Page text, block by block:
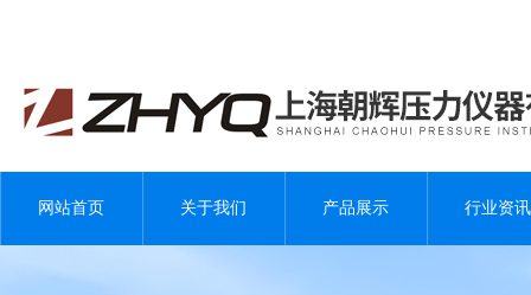
网站首页 关于我们 产品展示 行业资讯